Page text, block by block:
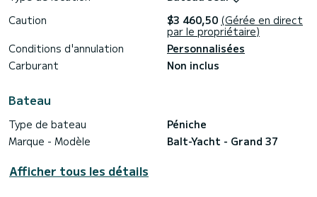
Caution
$3 460,50 (Gérée en direct
par le propriétaire)
Conditions d'annulation
Personnalisées
Carburant
Non inclus
Bateau
Type de bateau
Péniche
Marque - Modèle
Balt-Yacht - Grand 37
Afficher tous les détails